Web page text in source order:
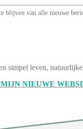
blijven van alle nieuwe
simpel leven,
NIEUWE